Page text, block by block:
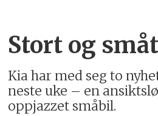
Stort og
Kia har med seg to
neste uke – en
oppjazzet småbil.